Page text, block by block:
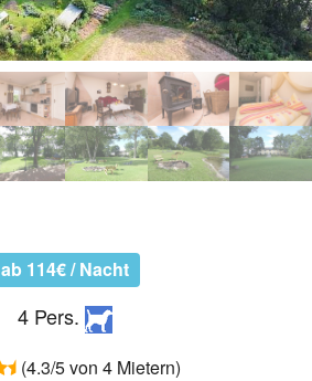
ab 114€ / Nacht
4 Pers.
(4.3/5 von 4 Mietern)